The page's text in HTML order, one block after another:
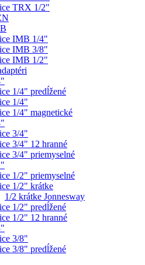
TRX 1/2"
IMB 1/4"
IMB 3/8"
IMB 1/2"
1/4" predĺžené
1/4"
1/4" magnetické
3/4"
3/4" 12 hranné
3/4" priemyselné
1/2" priemyselné
1/2" krátke
1/2 krátke Jonnesway
1/2" predĺžené
1/2" 12 hranné
3/8"
3/8" predĺžené